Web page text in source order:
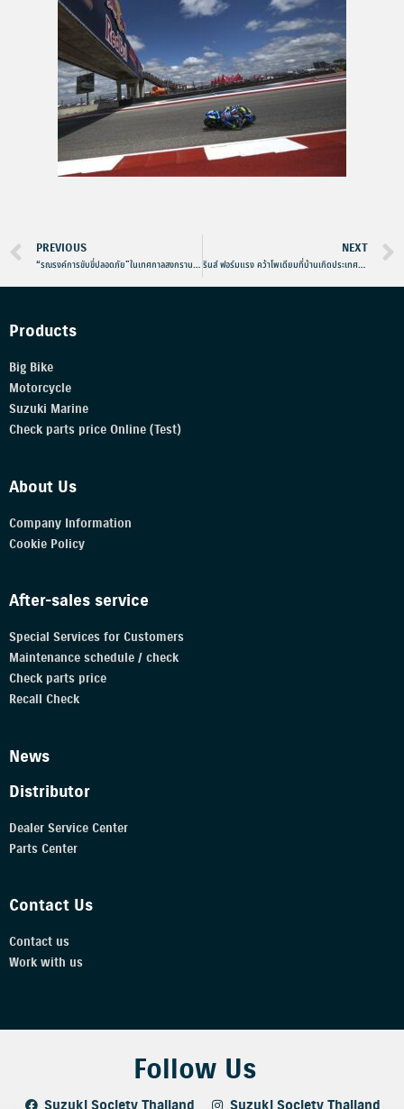
PREVIOUS
“รณรงค์การขับขี่ปลอดภัย”ในเทศกาลสงกรานต์ 2562
NEXT
รินส์ ฟอร์มแรง คว้าโพเดียมที่บ้านเกิดประเทศสเปน
Products
Big Bike
Motorcycle
Suzuki Marine
Check parts price Online (Test)
About Us
Company Information
Cookie Policy
After-sales service
Special Services for Customers
Maintenance schedule / check
Check parts price
Recall Check
News
Distributor
Dealer Service Center
Parts Center
Contact Us
Contact us
Work with us
Follow Us